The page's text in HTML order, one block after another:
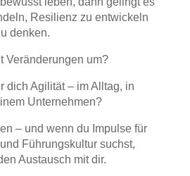
Resilienz zu entwickeln
denken.
Veränderungen um?
dich Agilität – im Alltag, in
Unternehmen?
– und wenn du Impulse für
Führungskultur suchst,
Austausch mit dir.